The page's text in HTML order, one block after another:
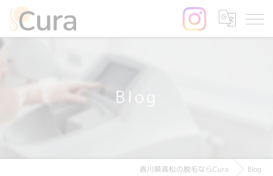
Blog
香川県高松の脱毛ならCura Blog